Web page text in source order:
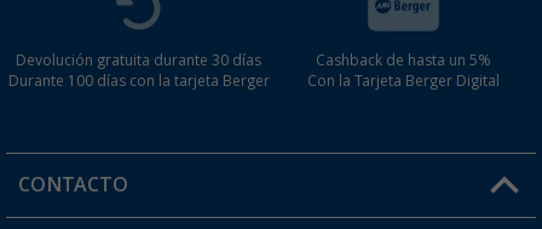
Devolución gratuita durante 30 días
Durante 100 días con la tarjeta Berger
Cashback de hasta un 5%
Con la Tarjeta Berger Digital
CONTACTO